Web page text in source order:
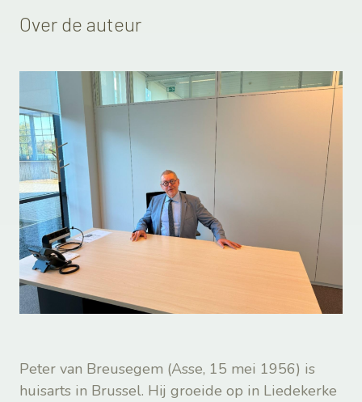
Over de auteur
Peter van Breusegem (Asse, 15 mei 1956) is
huisarts in Brussel. Hij groeide op in Liedekerke